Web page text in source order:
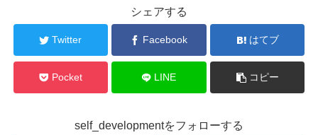
シェアする
Twitter Facebook はてブ
Pocket LINE コピー
self_developmentをフォローする